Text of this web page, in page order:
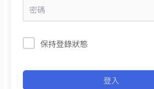
保持登錄狀態
登入